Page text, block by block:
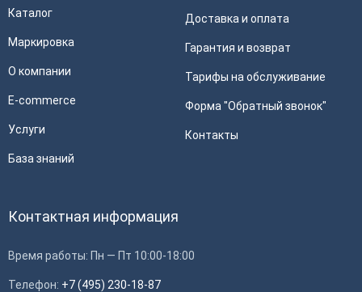
Каталог
Маркировка
О компании
E-commerce
Услуги
База знаний
Доставка и оплата
Гарантия и возврат
Тарифы на обслуживание
Форма "Обратный звонок"
Контакты
Контактная информация
Время работы: Пн — Пт 10:00-18:00
Телефон: +7 (495) 230-18-87